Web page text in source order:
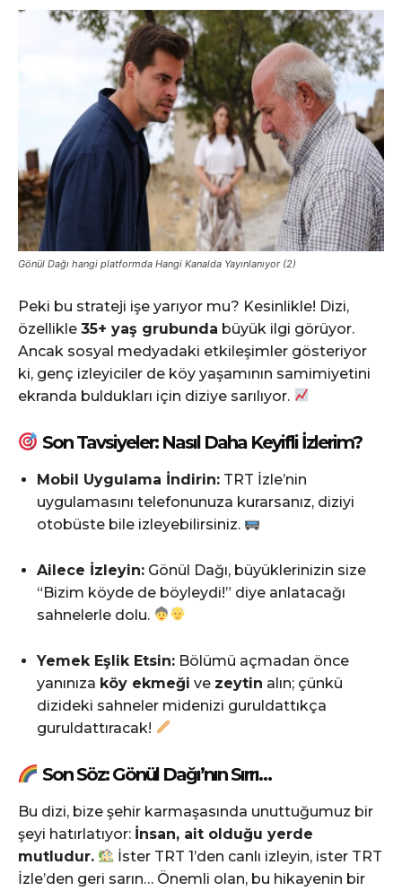
Gönül Dağı hangi platformda Hangi Kanalda Yayınlanıyor (2)
Peki bu strateji işe yarıyor mu? Kesinlikle! Dizi,
özellikle 35+ yaş grubunda büyük ilgi görüyor.
Ancak sosyal medyadaki etkileşimler gösteriyor
ki, genç izleyiciler de köy yaşamının samimiyetini
ekranda buldukları için diziye sarılıyor.
Son Tavsiyeler: Nasıl Daha Keyifli İzlerim?
Mobil Uygulama İndirin: TRT İzle’nin
uygulamasını telefonunuza kurarsanız, diziyi
otobüste bile izleyebilirsiniz.
Ailece İzleyin: Gönül Dağı, büyüklerinizin size
“Bizim köyde de böyleydi!” diye anlatacağı
sahnelerle dolu.
Yemek Eşlik Etsin: Bölümü açmadan önce
yanınıza köy ekmeği ve zeytin alın; çünkü
dizideki sahneler midenizi guruldattıkça
guruldattıracak!
Son Söz: Gönül Dağı’nın Sırrı…
Bu dizi, bize şehir karmaşasında unuttuğumuz bir
şeyi hatırlatıyor: İnsan, ait olduğu yerde
mutludur.
İster TRT 1’den canlı izleyin, ister TRT
İzle’den geri sarın… Önemli olan, bu hikayenin bir